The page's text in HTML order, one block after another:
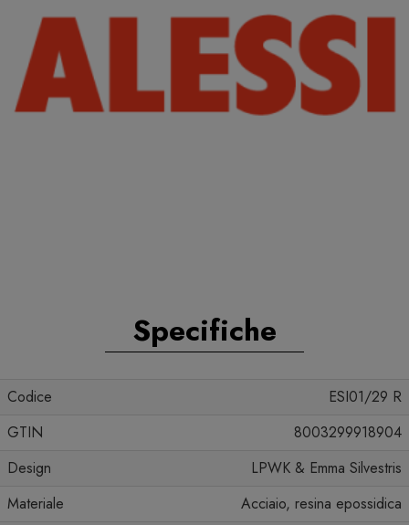
Specifiche
Codice
ESI01/29 R
GTIN
8003299918904
Design
LPWK & Emma Silvestris
Materiale
Acciaio, resina epossidica